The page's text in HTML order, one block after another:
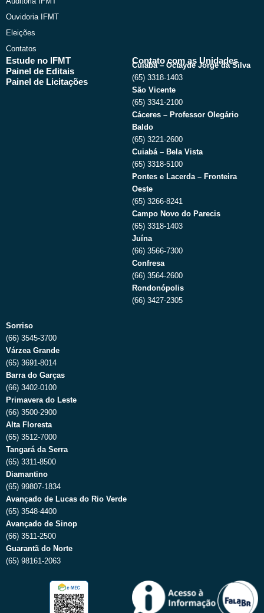
Ouvidoria IFMT
Eleições
Contatos
Estude no IFMT
Painel de Editais
Painel de Licitações
Contato com as Unidades
Cuiabá – Octayde Jorge da Silva
(65) 3318-1403
São Vicente
(65) 3341-2100
Cáceres – Professor Olegário
Baldo
(65) 3221-2600
Cuiabá – Bela Vista
(65) 3318-5100
Pontes e Lacerda – Fronteira
Oeste
(65) 3266-8241
Campo Novo do Parecis
(65) 3318-1403
Juína
(66) 3566-7300
Confresa
(66) 3564-2600
Rondonópolis
(66) 3427-2305
Sorriso
(66) 3545-3700
Várzea Grande
(65) 3691-8014
Barra do Garças
(66) 3402-0100
Primavera do Leste
(66) 3500-2900
Alta Floresta
(65) 3512-7000
Tangará da Serra
(65) 3311-8500
Diamantino
(65) 99807-1834
Avançado de Lucas do Rio Verde
(65) 3548-4400
Avançado de Sinop
(66) 3511-2500
Guarantã do Norte
(65) 98161-2063